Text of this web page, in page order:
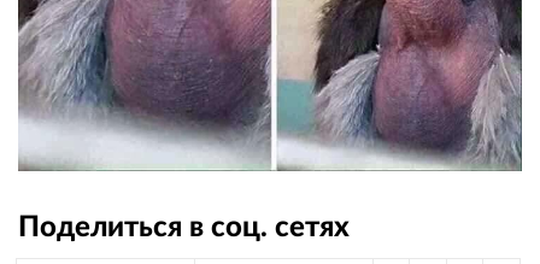
Поделиться в соц. сетях